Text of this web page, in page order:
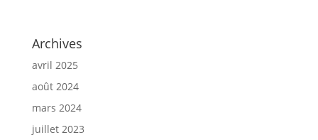
Archives
avril 2025
août 2024
mars 2024
juillet 2023